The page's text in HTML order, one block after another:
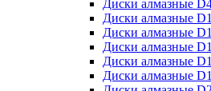
Диски алмазные
Диски алмазные
Диски алмазные
Диски алмазные
Диски алмазные
Диски алмазные